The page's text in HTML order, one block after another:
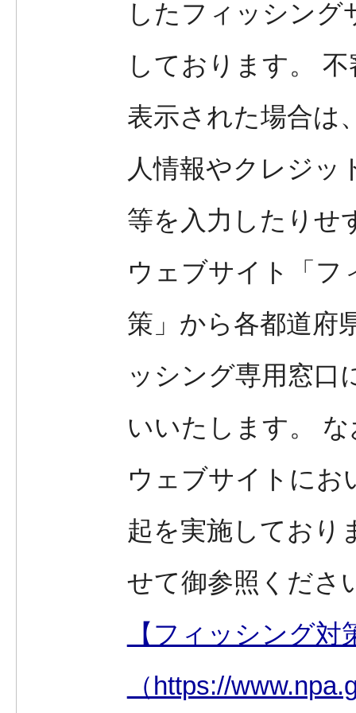
したフィッシング
しております。
不
表示された場合は
人情報やクレジッ
等を入力したりせ
ウェブサイト「フ
策」から各都道府
ッシング専用窓口
いいたします。
ウェブサイトにお
起を実施しており
せて御参照くださ
【フィッシング対
（https://